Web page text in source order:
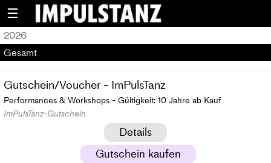
☰
2026
Gesamt
Gutschein/Voucher - ImPulsTanz
Performances & Workshops - Gültigkeit: 10 Jahre ab Kauf
ImPulsTanz-Gutschein
Details
Gutschein kaufen